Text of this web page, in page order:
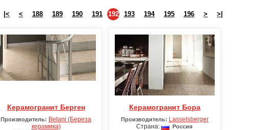
|< < 188 189 190 191 192 193 194 195 196 > >|
Керамогранит Берген
Производитель: Belani (Береза
керамика)
Керамогранит Бора
Производитель: Lasselsberger
Страна:
Россия